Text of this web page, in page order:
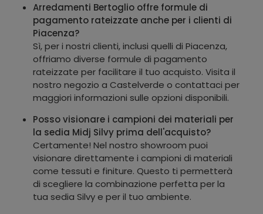
Arredamenti Bertoglio offre formule di
pagamento rateizzate anche per i clienti di
Piacenza?
Sì, per i nostri clienti, inclusi quelli di Piacenza,
offriamo diverse formule di pagamento
rateizzate per facilitare il tuo acquisto. Visita il
nostro negozio a Castelverde o contattaci per
maggiori informazioni sulle opzioni disponibili.
Posso visionare i campioni dei materiali per
la sedia Midj Silvy prima dell'acquisto?
Certamente! Nel nostro showroom puoi
visionare direttamente i campioni di materiali
come tessuti e finiture. Questo ti permetterà
di scegliere la combinazione perfetta per la
tua sedia Silvy e per il tuo ambiente.